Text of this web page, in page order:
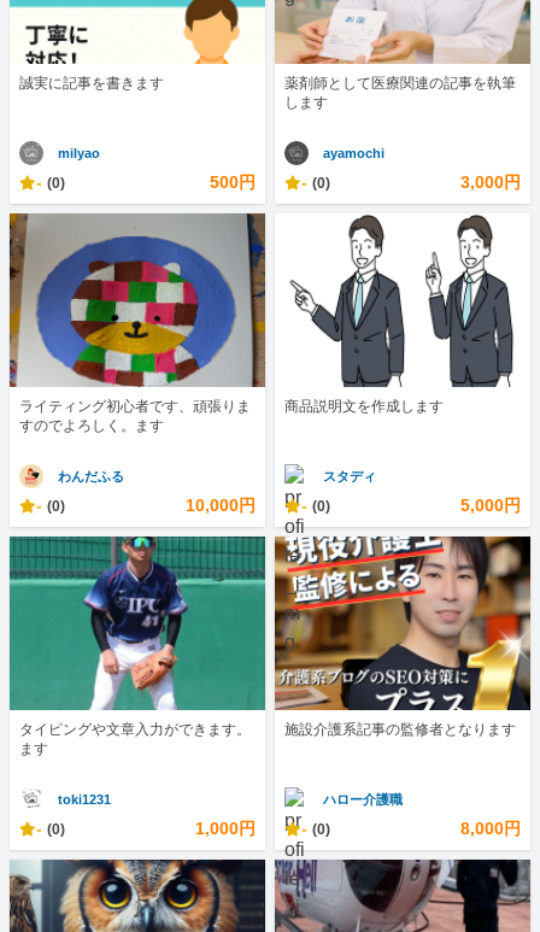
誠実に記事を書きます
milyao
- (0) 500円
薬剤師として医療関連の記事を執筆
します
ayamochi
- (0) 3,000円
ライティング初心者です、頑張りま
すのでよろしく。ます
わんだふる
- (0) 10,000円
商品説明文を作成します
スタディ
- (0) 5,000円
タイピングや文章入力ができます。
ます
toki1231
- (0) 1,000円
施設介護系記事の監修者となります
ハロー介護職
- (0) 8,000円